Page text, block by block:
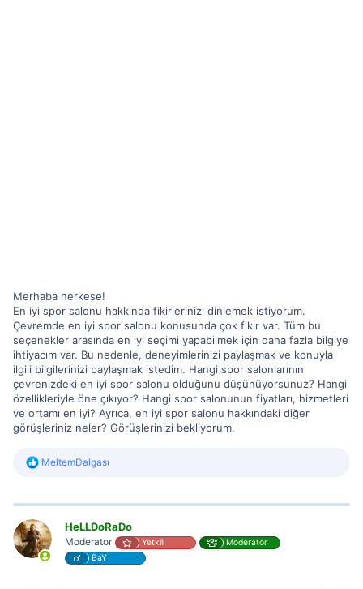
Merhaba herkese!
En iyi spor salonu hakkında fikirlerinizi dinlemek istiyorum.
Çevremde en iyi spor salonu konusunda çok fikir var. Tüm bu
seçenekler arasında en iyi seçimi yapabilmek için daha fazla bilgiye
ihtiyacım var. Bu nedenle, deneyimlerinizi paylaşmak ve konuyla
ilgili bilgilerinizi paylaşmak istedim. Hangi spor salonlarının
çevrenizdeki en iyi spor salonu olduğunu düşünüyorsunuz? Hangi
özellikleriyle öne çıkıyor? Hangi spor salonunun fiyatları, hizmetleri
ve ortamı en iyi? Ayrıca, en iyi spor salonu hakkındaki diğer
görüşleriniz neler? Görüşlerinizi bekliyorum.
R
i
o
n
s
MeltemDalgası
HeLLDoRaDo
Moderator Yetkili
Moderator
BaY